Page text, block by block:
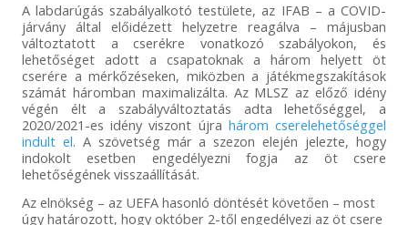
A labdarúgás szabályalkotó testülete, az IFAB – a COVID-
járvány által előidézett helyzetre reagálva – májusban
változtatott a cserékre vonatkozó szabályokon, és
lehetőséget adott a csapatoknak a három helyett öt
cserére a mérkőzéseken, miközben a játékmegszakítások
számát háromban maximalizálta. Az MLSZ az előző idény
végén élt a szabályváltoztatás adta lehetőséggel, a
2020/2021-es idény viszont újra három cserelehetőséggel
indult el. A szövetség már a szezon elején jelezte, hogy
indokolt esetben engedélyezni fogja az öt csere
lehetőségének visszaállítását.
Az elnökség – az UEFA hasonló döntését követően – most
úgy határozott, hogy október 2-től engedélyezi az öt csere